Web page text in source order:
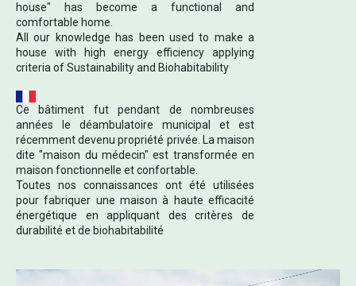
house" has become a functional and
comfortable home.
All our knowledge has been used to make a
house with high energy efficiency applying
criteria of Sustainability and Biohabitability
Ce bâtiment fut pendant de nombreuses
années le déambulatoire municipal et est
récemment devenu propriété privée. La maison
dite "maison du médecin" est transformée en
maison fonctionnelle et confortable.
Toutes nos connaissances ont été utilisées
pour fabriquer une maison à haute efficacité
énergétique en appliquant des critères de
durabilité et de biohabitabilité